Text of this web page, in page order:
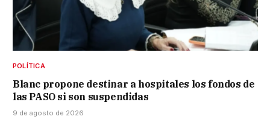
POLÍTICA
Blanc propone destinar a hospitales los fondos de
las PASO si son suspendidas
9 de agosto de 2026